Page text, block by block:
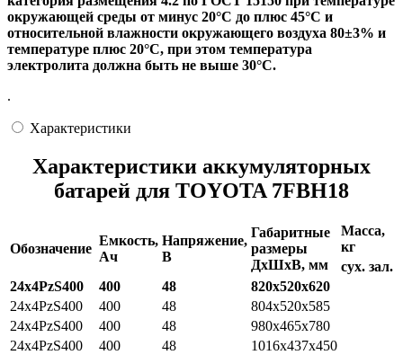
окружающей среды от минус 20°С до плюс 45°С и
относительной влажности окружающего воздуха 80±3% и
температуре плюс 20°С, при этом температура
электролита должна быть не выше 30°С.
.
Характеристики
Характеристики аккумуляторных
батарей для TOYOTA 7FBH18
Обозначение
Емкость,
Ач
Напряжение,
В
Габаритные
размеры
ДхШхВ, мм
Масса,
кг
сух. зал.
24х4PzS400
400 48
820x520x620
24x4PzS400
400 48
804x520x585
24x4PzS400
400 48
980x465x780
24x4PzS400
400 48
1016x437x450